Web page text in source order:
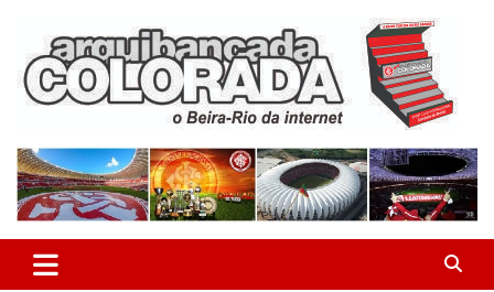
content
Arquibancada Colorada